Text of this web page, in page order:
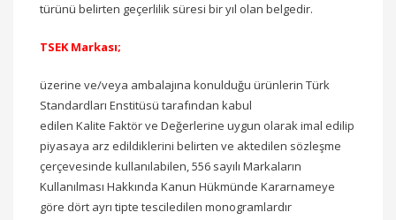
türünü belirten geçerlilik süresi bir yıl olan belgedir.
TSEK Markası;
üzerine ve/veya ambalajına konulduğu ürünlerin Türk
Standardları Enstitüsü tarafından kabul
edilen Kalite Faktör ve Değerlerine uygun olarak imal edilip
piyasaya arz edildiklerini belirten ve aktedilen sözleşme
çerçevesinde kullanılabilen, 556 sayılı Markaların
Kullanılması Hakkında Kanun Hükmünde Kararnameye
göre dört ayrı tipte tesciledilen monogramlardır